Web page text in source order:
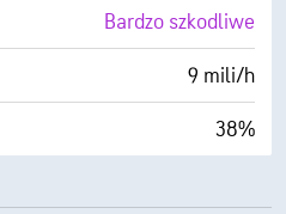
10 mili
30000 stopy
Bardzo szkodliwe
9 mili/h
38%